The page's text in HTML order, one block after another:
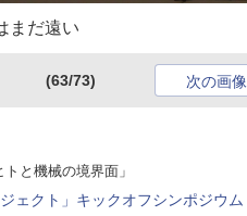
まだ遠い
(63/73) 次の画像
と機械の境界面」
ェクト」キックオフシンポジウム